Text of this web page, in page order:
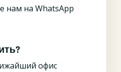
нам на WhatsApp
офис